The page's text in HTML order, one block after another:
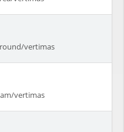
vertimas
vertimas